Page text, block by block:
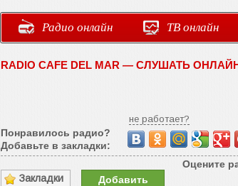
Радио онлайн ТВ онлайн
RADIO CAFE DEL MAR — СЛУШАТЬ
не работает?
Понравилось радио?
Добавьте в закладки:
Оцените
Закладки Добавить